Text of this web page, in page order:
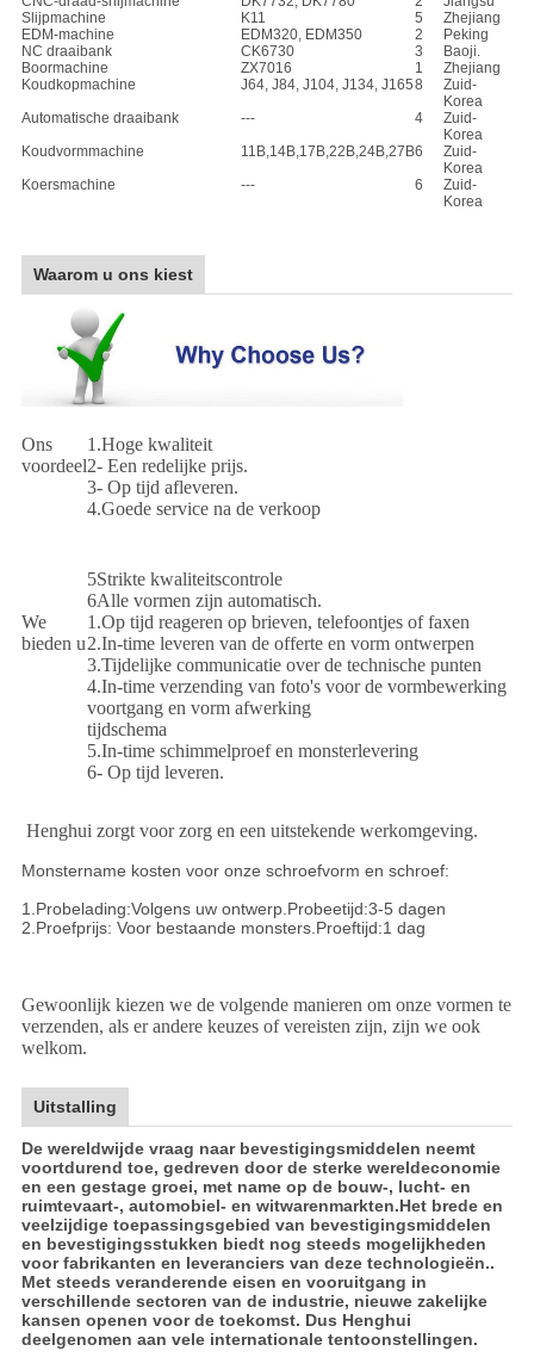
Slijpmachine
K11 5
Zhejiang
EDM-machine
EDM320, EDM350 2
Peking
NC draaibank
CK6730 3
Baoji.
Boormachine
ZX7016 1
Zhejiang
Koudkopmachine
J64, J84, J104, J134, J1658
Zuid-
Korea
Automatische draaibank
--- 4
Zuid-
Korea
Koudvormmachine
11B,14B,17B,22B,24B,27B6
Zuid-
Korea
Koersmachine
--- 6
Zuid-
Korea
Waarom u ons kiest
Ons
voordeel
1.Hoge kwaliteit
2- Een redelijke prijs.
3- Op tijd afleveren.
4.Goede service na de verkoop
5Strikte kwaliteitscontrole
6Alle vormen zijn automatisch.
We
bieden u
1.Op tijd reageren op brieven, telefoontjes of faxen
2.In-time leveren van de offerte en vorm ontwerpen
3.Tijdelijke communicatie over de technische punten
4.In-time verzending van foto's voor de vormbewerking
voortgang en vorm afwerking
tijdschema
5.In-time schimmelproef en monsterlevering
6- Op tijd leveren.
Henghui zorgt voor zorg en een uitstekende werkomgeving.
Monstername kosten voor onze schroefvorm en schroef:
1.Probelading:Volgens uw ontwerp.Probeetijd:3-5 dagen
2.Proefprijs: Voor bestaande monsters.Proeftijd:1 dag
Gewoonlijk kiezen we de volgende manieren om onze vormen te
verzenden, als er andere keuzes of vereisten zijn, zijn we ook
welkom.
Uitstalling
De wereldwijde vraag naar bevestigingsmiddelen neemt
voortdurend toe, gedreven door de sterke wereldeconomie
en een gestage groei, met name op de bouw-, lucht- en
ruimtevaart-, automobiel- en witwarenmarkten.Het brede en
veelzijdige toepassingsgebied van bevestigingsmiddelen
en bevestigingsstukken biedt nog steeds mogelijkheden
voor fabrikanten en leveranciers van deze technologieën..
Met steeds veranderende eisen en vooruitgang in
verschillende sectoren van de industrie, nieuwe zakelijke
kansen openen voor de toekomst. Dus Henghui
deelgenomen aan vele internationale tentoonstellingen.